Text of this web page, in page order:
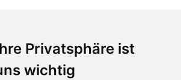
Privatsphäre ist
wichtig
immer wieder herausgefordert wird? Da
Man MUSS den Hauptmann a.D.
Knaben verwandeln will, ein
Weil er ein feiger Hund ist, der Herr
zu Spartanern erzieht, nur damit er das
spart. In solchen Fällen hofft halt der